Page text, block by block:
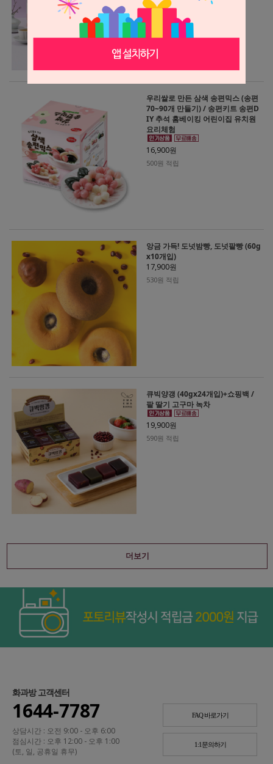
우리쌀로 만든 삼색 송편믹스 (송편
70~90개 만들기) / 송편키트 송편D
IY 추석 홈베이킹 어린이집 유치원
요리체험
16,900원
500원 적립
앙금 가득! 도넛밤빵, 도넛팥빵 (60g
x10개입)
17,900원
530원 적립
큐빅양갱 (40gx24개입)+쇼핑백 /
팥 딸기 고구마 녹차
19,900원
590원 적립
더보기
화과방 고객센터
1644-7787
상담시간 : 오전 9:00 - 오후 6:00
점심시간 : 오후 12:00 - 오후 1:00
(토, 일, 공휴일 휴무)
FAQ 바로가기
1:1문의하기